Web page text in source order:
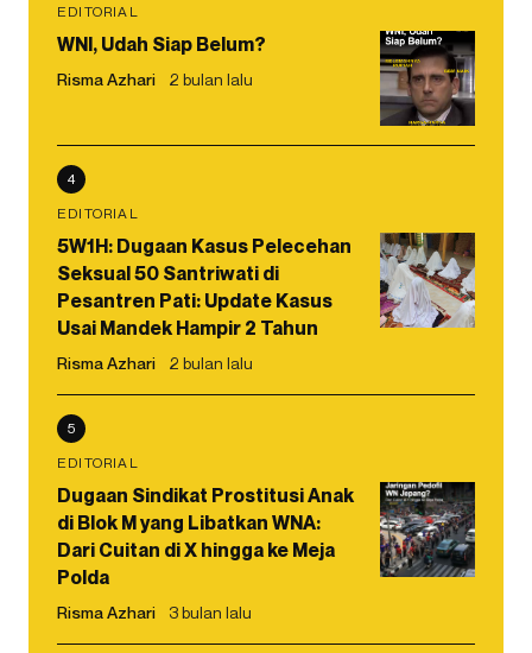
EDITORIAL
WNI, Udah Siap Belum?
Risma Azhari 2 bulan lalu
4
EDITORIAL
5W1H: Dugaan Kasus Pelecehan
Seksual 50 Santriwati di
Pesantren Pati: Update Kasus
Usai Mandek Hampir 2 Tahun
Risma Azhari 2 bulan lalu
5
EDITORIAL
Dugaan Sindikat Prostitusi Anak
di Blok M yang Libatkan WNA:
Dari Cuitan di X hingga ke Meja
Polda
Risma Azhari 3 bulan lalu